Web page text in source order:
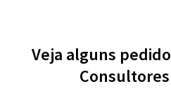
Veja alguns